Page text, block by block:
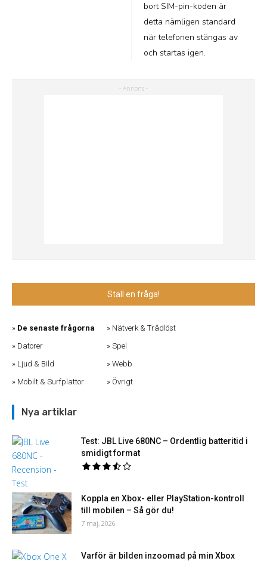
bort SIM-pin-koden är
detta nämligen standard
när telefonen stängas av
och startas igen.
Ställ en fråga!
De senaste frågorna
Datorer
Ljud & Bild
Mobilt & Surfplattor
Nätverk & Trådlöst
Spel
Webb
Övrigt
Nya artiklar
Test: JBL Live 680NC – Ordentlig batteritid i
smidigt format
Koppla en Xbox- eller PlayStation-kontroll
till mobilen – Så gör du!
7 maj, 2026
Varför är bilden inzoomad på min Xbox